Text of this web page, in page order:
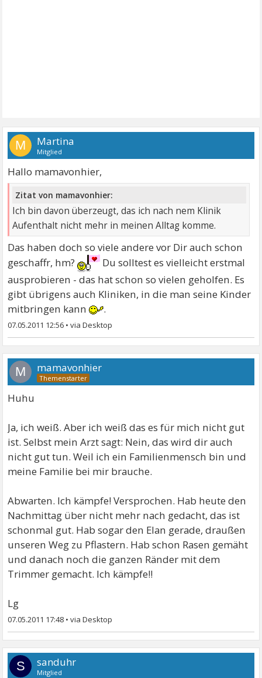
M Martina
Mitglied
Hallo mamavonhier,
Zitat von mamavonhier:
Ich bin davon überzeugt, das ich nach nem Klinik
Aufenthalt nicht mehr in meinen Alltag komme.
Das haben doch so viele andere vor Dir auch schon
geschaffr, hm?
Du solltest es vielleicht erstmal
ausprobieren - das hat schon so vielen geholfen. Es
gibt übrigens auch Kliniken, in die man seine Kinder
mitbringen kann
.
07.05.2011 12:56 •
M mamavonhier
Huhu
Ja, ich weiß. Aber ich weiß das es für mich nicht gut
ist. Selbst mein Arzt sagt: Nein, das wird dir auch
nicht gut tun. Weil ich ein Familienmensch bin und
meine Familie bei mir brauche.
Abwarten. Ich kämpfe! Versprochen. Hab heute den
Nachmittag über nicht mehr nach gedacht, das ist
schonmal gut. Hab sogar den Elan gerade, draußen
unseren Weg zu Pflastern. Hab schon Rasen gemäht
und danach noch die ganzen Ränder mit dem
Trimmer gemacht. Ich kämpfe!!
Lg
07.05.2011 17:48 •
S sanduhr
Mitglied